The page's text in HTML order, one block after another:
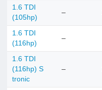
1.6 TDI
(105hp)
–
1.6 TDI
(116hp)
–
1.6 TDI
(116hp) S
tronic
–